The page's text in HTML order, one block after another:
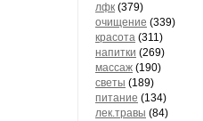
лфк (379)
очищение (339)
красота (311)
напитки (269)
массаж (190)
светы (189)
питание (134)
лек.травы (84)